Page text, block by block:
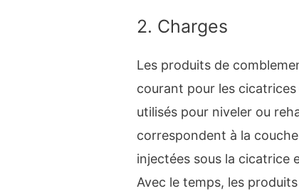
2. Charges
Les produits de
courant pour les
utilisés pour niveler ou
correspondent à la
injectées sous la cicatrice
Avec le temps, les